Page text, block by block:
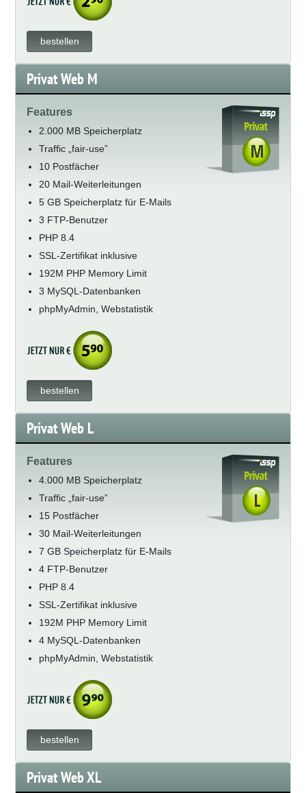
bestellen
Privat Web M
Features
2.000 MB Speicherplatz
Traffic „fair-use”
10 Postfächer
20 Mail-Weiterleitungen
5 GB Speicherplatz für E-Mails
3 FTP-Benutzer
PHP 8.4
SSL-Zertifikat inklusive
192M PHP Memory Limit
3 MySQL-Datenbanken
phpMyAdmin, Webstatistik
bestellen
Privat Web L
Features
4.000 MB Speicherplatz
Traffic „fair-use”
15 Postfächer
30 Mail-Weiterleitungen
7 GB Speicherplatz für E-Mails
4 FTP-Benutzer
PHP 8.4
SSL-Zertifikat inklusive
192M PHP Memory Limit
4 MySQL-Datenbanken
phpMyAdmin, Webstatistik
bestellen
Privat Web XL